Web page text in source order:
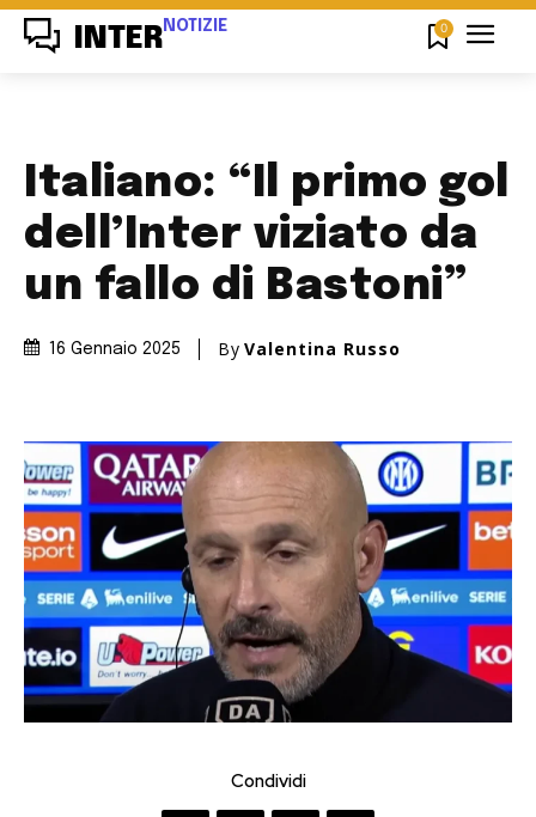
INTER NOTIZIE 0
Italiano: “Il primo gol
dell’Inter viziato da
un fallo di Bastoni”
16 Gennaio 2025 By Valentina Russo
Condividi